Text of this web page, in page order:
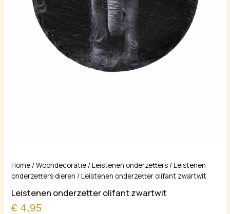
Home /Woondecoratie /Leistenen onderzetters /Leistenen
onderzetters dieren / Leistenen onderzetter olifant zwartwit
Leistenen onderzetter olifant zwartwit
€ 4,95
Leistenen
onderzetter
zwartwit
aantal